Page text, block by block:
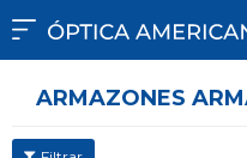

ARMAZONES